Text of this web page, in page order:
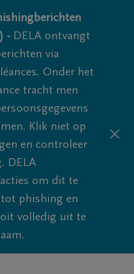
- DELA ontvangt
via
Onder het
tracht men
Klik niet op
en controleer
DELA
om dit te
phishing en
volledig uit te